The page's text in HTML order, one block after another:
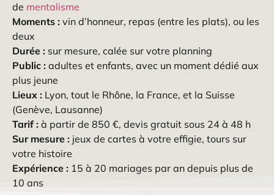
de mentalisme
Moments : vin d’honneur, repas (entre les plats), ou les
deux
Durée : sur mesure, calée sur votre planning
Public : adultes et enfants, avec un moment dédié aux
plus jeune
Lieux : Lyon, tout le Rhône, la France, et la Suisse
(Genève, Lausanne)
Tarif : à partir de 850 €, devis gratuit sous 24 à 48 h
Sur mesure : jeux de cartes à votre effigie, tours sur
votre histoire
Expérience : 15 à 20 mariages par an depuis plus de
10 ans